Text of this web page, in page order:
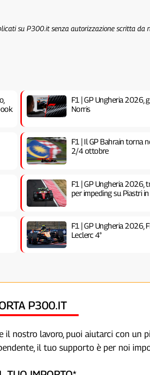
su P300.it senza autorizzazione scritta da
F1 | GP Ungheria 2026,
Norris
F1 | Il GP Bahrain torna
2/4 ottobre
F1 | GP Ungheria 2026,
per impeding su Piastri
F1 | GP Ungheria 2026,
Leclerc 4°
P300.IT
il nostro lavoro, puoi aiutarci con un
il tuo supporto è per noi